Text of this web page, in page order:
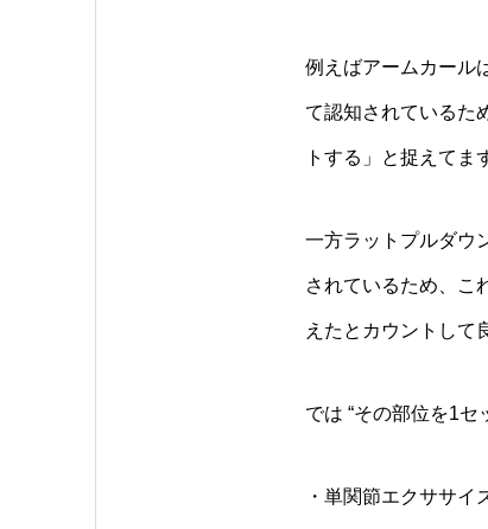
例えばアームカール
て認知されているた
トする」と捉えてま
一方ラットプルダウ
されているため、こ
えたとカウントして
では “その部位を1セ
・単関節エクササ